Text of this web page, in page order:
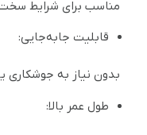
مناسب برای شرایط سخت
قابلیت جابه‌جایی:
بدون نیاز به جوشکاری
طول عمر بالا: